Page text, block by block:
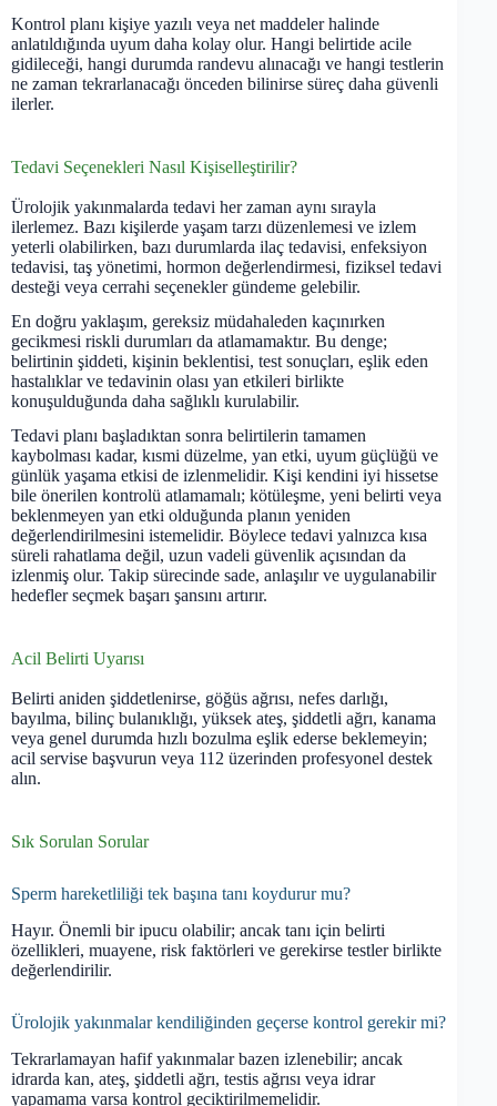
Kontrol planı kişiye yazılı veya net maddeler halinde
anlatıldığında uyum daha kolay olur. Hangi belirtide acile
gidileceği, hangi durumda randevu alınacağı ve hangi testlerin
ne zaman tekrarlanacağı önceden bilinirse süreç daha güvenli
ilerler.
Tedavi Seçenekleri Nasıl Kişiselleştirilir?
Ürolojik yakınmalarda tedavi her zaman aynı sırayla
ilerlemez. Bazı kişilerde yaşam tarzı düzenlemesi ve izlem
yeterli olabilirken, bazı durumlarda ilaç tedavisi, enfeksiyon
tedavisi, taş yönetimi, hormon değerlendirmesi, fiziksel tedavi
desteği veya cerrahi seçenekler gündeme gelebilir.
En doğru yaklaşım, gereksiz müdahaleden kaçınırken
gecikmesi riskli durumları da atlamamaktır. Bu denge;
belirtinin şiddeti, kişinin beklentisi, test sonuçları, eşlik eden
hastalıklar ve tedavinin olası yan etkileri birlikte
konuşulduğunda daha sağlıklı kurulabilir.
Tedavi planı başladıktan sonra belirtilerin tamamen
kaybolması kadar, kısmi düzelme, yan etki, uyum güçlüğü ve
günlük yaşama etkisi de izlenmelidir. Kişi kendini iyi hissetse
bile önerilen kontrolü atlamamalı; kötüleşme, yeni belirti veya
beklenmeyen yan etki olduğunda planın yeniden
değerlendirilmesini istemelidir. Böylece tedavi yalnızca kısa
süreli rahatlama değil, uzun vadeli güvenlik açısından da
izlenmiş olur. Takip sürecinde sade, anlaşılır ve uygulanabilir
hedefler seçmek başarı şansını artırır.
Acil Belirti Uyarısı
Belirti aniden şiddetlenirse, göğüs ağrısı, nefes darlığı,
bayılma, bilinç bulanıklığı, yüksek ateş, şiddetli ağrı, kanama
veya genel durumda hızlı bozulma eşlik ederse beklemeyin;
acil servise başvurun veya 112 üzerinden profesyonel destek
alın.
Sık Sorulan Sorular
Sperm hareketliliği tek başına tanı koydurur mu?
Hayır. Önemli bir ipucu olabilir; ancak tanı için belirti
özellikleri, muayene, risk faktörleri ve gerekirse testler birlikte
değerlendirilir.
Ürolojik yakınmalar kendiliğinden geçerse kontrol gerekir mi?
Tekrarlamayan hafif yakınmalar bazen izlenebilir; ancak
idrarda kan, ateş, şiddetli ağrı, testis ağrısı veya idrar
yapamama varsa kontrol geciktirilmemelidir.